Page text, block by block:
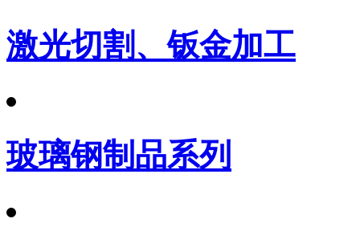
激光切割、钣金加工
玻璃钢制品系列